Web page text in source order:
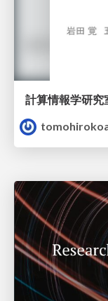
計算情報学研究